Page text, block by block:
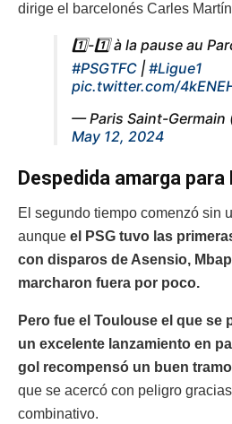
dirige el barcelonés Carles
1️⃣-1️⃣ à la pause au
#PSGTFC | #Ligue1
pic.twitter.com/
— Paris Saint-Germain
May 12, 2024
Despedida amarga para
El segundo tiempo comenzó sin
aunque el PSG tuvo las
con disparos de Asensio,
marcharon fuera por poco.
Pero fue el Toulouse el que se
un excelente lanzamiento en
gol recompensó un buen
que se acercó con peligro
combinativo.